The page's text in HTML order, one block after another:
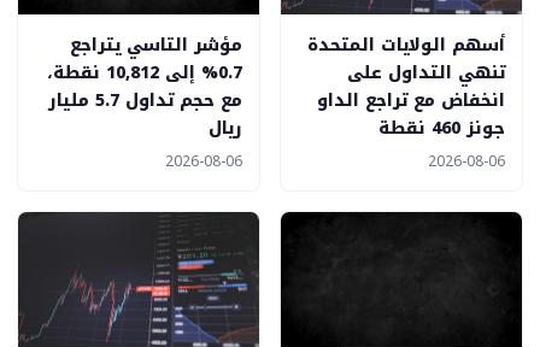
أسهم الولايات المتحدة
تنهي التداول على
انخفاض مع تراجع الداو
جونز 460 نقطة
2026-08-06
مؤشر التاسي يتراجع
0.7% إلى 10,812 نقطة،
مع حجم تداول 5.7 مليار
ريال
2026-08-06